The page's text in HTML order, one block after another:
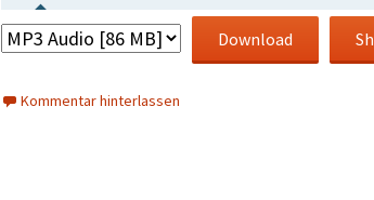
Download
Kommentar hinterlassen